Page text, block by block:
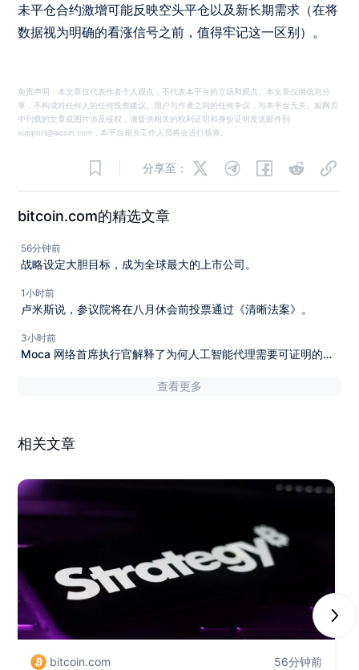
未平仓合约激增可能反映空头平仓以及新长期需求（在将
数据视为明确的看涨信号之前，值得牢记这一区别）。
免责声明：本文章仅代表作者个人观点，不代表本平台的立场和观点。本文章仅供信息分
享，不构成对任何人的任何投资建议。用户与作者之间的任何争议，与本平台无关。如网页
中刊载的文章或图片涉及侵权，请提供相关的权利证明和身份证明发送邮件到
support@aicoin.com，本平台相关工作人员将会进行核查。
分享至：
bitcoin.com的精选文章
56分钟前
战略设定大胆目标，成为全球最大的上市公司。
1小时前
卢米斯说，参议院将在八月休会前投票通过《清晰法案》。
3小时前
Moca 网络首席执行官解释了为何人工智能代理需要可证明的身
查看更多
相关文章
bitcoin.com 56分钟前